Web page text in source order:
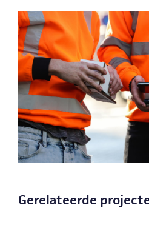
Gerelateerde